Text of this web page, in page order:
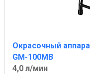
Окрасочный
GM-100MB
4,0 л/мин